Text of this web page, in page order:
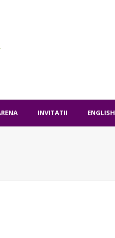
INVITATII ENGLISH